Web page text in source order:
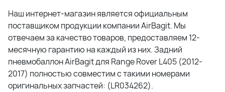
Наш интернет-магазин является официальным
поставщиком продукции компании AirBagit. Мы
отвечаем за качество товаров, предоставляем 12-
месячную гарантию на каждый из них. Задний
пневмобаллон AirBagit для Range Rover L405 (2012-
2017) полностью совместим с такими номерами
оригинальных запчастей: (LR034262).